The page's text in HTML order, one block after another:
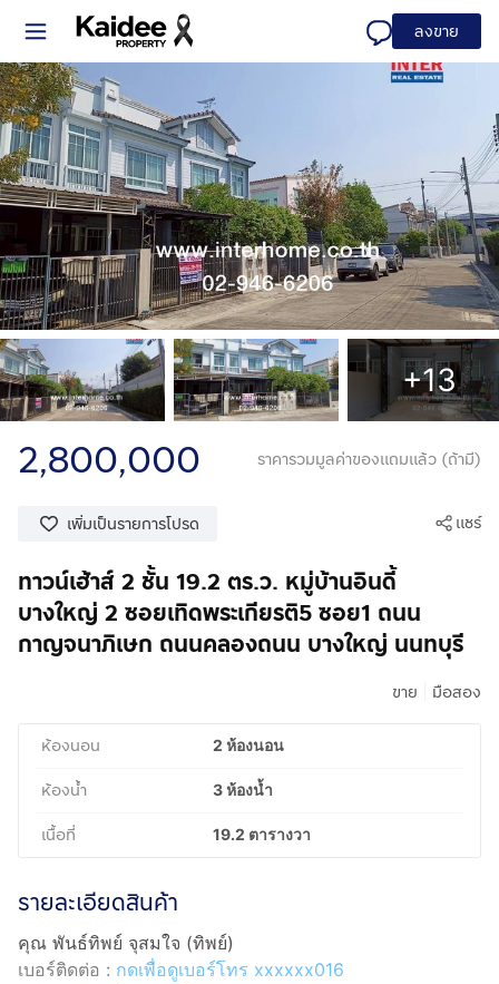
ลงขาย
+13
2,800,000 ราคารวมมูลค่าของแถมแล้ว (ถ้ามี)
เพิ่มเป็นรายการโปรด แชร์
ทาวน์เฮ้าส์ 2 ชั้น 19.2 ตร.ว. หมู่บ้านอินดี้
บางใหญ่ 2 ซอยเทิดพระเกียรติ5 ซอย1 ถนน
กาญจนาภิเษก ถนนคลองถนน บางใหญ่ นนทบุรี
ขาย มือสอง
ห้องนอน 2 ห้องนอน
ห้องน้ำ 3 ห้องน้ำ
เนื้อที่ 19.2 ตารางวา
รายละเอียดสินค้า
คุณ พันธ์ทิพย์ จุสมใจ (ทิพย์)
เบอร์ติดต่อ : กดเพื่อดูเบอร์โทร xxxxxx016